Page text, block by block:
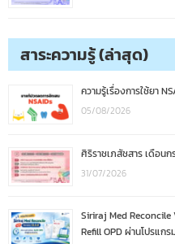
สาระความรู้ (ล่าสุด)
ความรู้เรื่องการใช้ยา
05/08/2026
ศิริราชเภสัชสาร เดือน
31/07/2026
Siriraj Med Reconcile
Refill OPD ผ่านโปรแก